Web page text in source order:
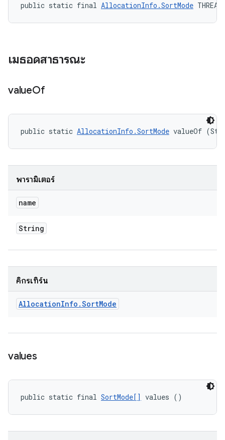
public static final AllocationInfo.SortMode THREAD
เมธอดสาธารณะ
valueOf
public static AllocationInfo.SortMode valueOf
พารามิเตอร์
name
String
คิกรีเทิร์น
AllocationInfo .SortMode
values
public static final SortMode[] values ()